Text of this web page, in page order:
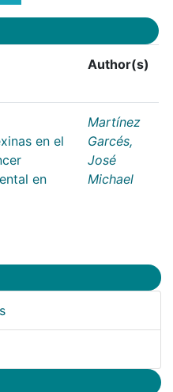
Author(s)
en el
en
Martínez
Garcés,
José
Michael